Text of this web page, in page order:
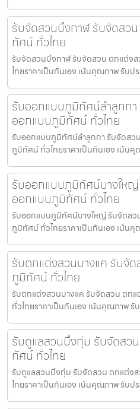
รับจัดสวนบึงกาฬ รับจัดสว
ทัศน์ ทั่วไทย
รับจัดสวนบึงกาฬ รับจัดสวน ตกแต่ง
ไทยราคาเป็นกันเอง เน้นคุณภาพ รับ
รับออกแบบภูมิทัศน์ลำลูกก
ออกแบบภูมิทัศน์ ทั่วไทย
รับออกแบบภูมิทัศน์ลำลูกกา รับจัดส
ภูมิทัศน์ ทั่วไทยราคาเป็นกันเอง เน้น
รับออกแบบภูมิทัศน์บางให
ออกแบบภูมิทัศน์ ทั่วไทย
รับออกแบบภูมิทัศน์บางใหญ่ รับจัดส
ภูมิทัศน์ ทั่วไทยราคาเป็นกันเอง เน้น
รับตกแต่งสวนบางแค รับจั
ภูมิทัศน์ ทั่วไทย
รับตกแต่งสวนบางแค รับจัดสวน ตก
ทั่วไทยราคาเป็นกันเอง เน้นคุณภาพ
รับดูแลสวนบึงกุ่ม รับจัดสว
ทัศน์ ทั่วไทย
รับดูแลสวนบึงกุ่ม รับจัดสวน ตกแต่ง
ไทยราคาเป็นกันเอง เน้นคุณภาพ รับป